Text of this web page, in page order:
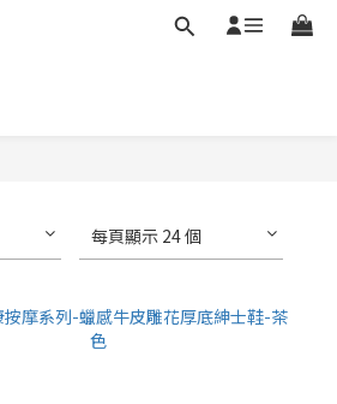
每頁顯示 24 個